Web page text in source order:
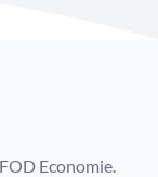
Economie.